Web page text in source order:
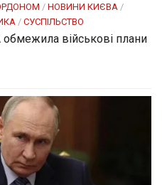
/ НОВИНИ КИЄВА /
/ СУСПІЛЬСТВО
військові плани